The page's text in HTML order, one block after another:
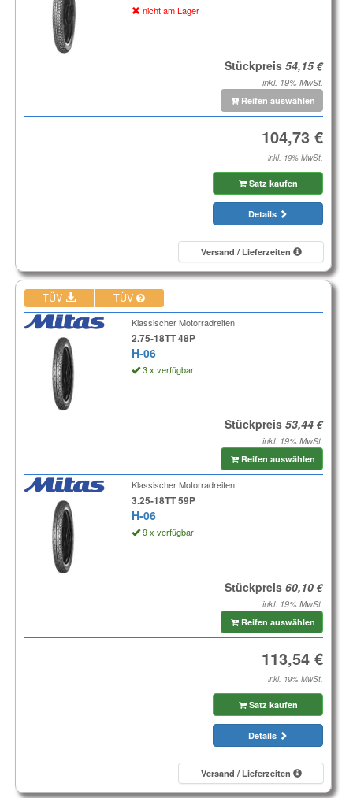
nicht am Lager
Stückpreis
inkl. 19% MwSt.
Reifen auswählen
inkl. 19% MwSt.
Satz kaufen
Details
Versand / Lieferzeiten
TÜV TÜV
Klassischer Motorradreifen
2.75-18TT 48P
H-06
3 x verfügbar
Stückpreis
inkl. 19% MwSt.
Reifen auswählen
Klassischer Motorradreifen
3.25-18TT 59P
H-06
9 x verfügbar
Stückpreis
inkl. 19% MwSt.
Reifen auswählen
inkl. 19% MwSt.
Satz kaufen
Details
Versand / Lieferzeiten